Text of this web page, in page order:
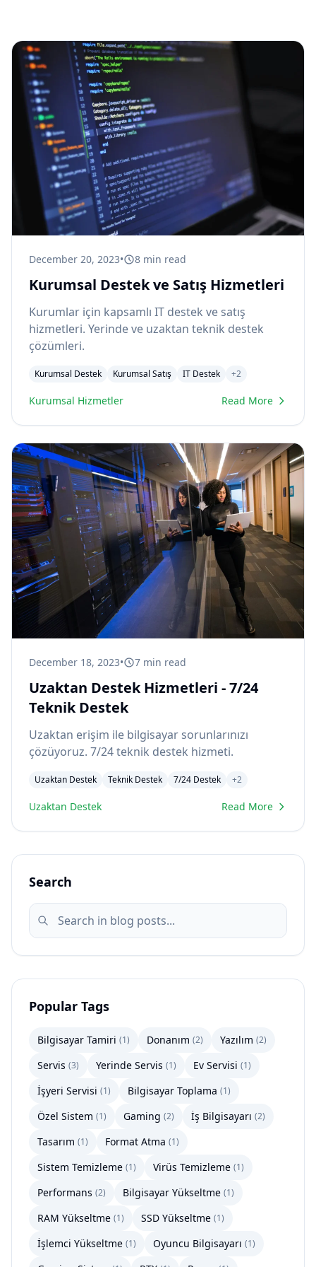
December 20, 2023• 8 min read
Kurumsal Destek ve Satış Hizmetleri
Kurumlar için kapsamlı IT destek ve satış
hizmetleri. Yerinde ve uzaktan teknik destek
çözümleri.
Kurumsal Destek Kurumsal Satış IT Destek +2
Kurumsal Hizmetler Read More
December 18, 2023• 7 min read
Uzaktan Destek Hizmetleri - 7/24
Teknik Destek
Uzaktan erişim ile bilgisayar sorunlarınızı
çözüyoruz. 7/24 teknik destek hizmeti.
Uzaktan Destek Teknik Destek 7/24 Destek +2
Uzaktan Destek Read More
Search
Popular Tags
Bilgisayar Tamiri (1) Donanım (2) Yazılım (2)
Servis (3) Yerinde Servis (1) Ev Servisi (1)
İşyeri Servisi (1) Bilgisayar Toplama (1)
Özel Sistem (1) Gaming (2) İş Bilgisayarı (2)
Tasarım (1) Format Atma (1)
Sistem Temizleme (1) Virüs Temizleme (1)
Performans (2) Bilgisayar Yükseltme (1)
RAM Yükseltme (1) SSD Yükseltme (1)
İşlemci Yükseltme (1) Oyuncu Bilgisayarı (1)